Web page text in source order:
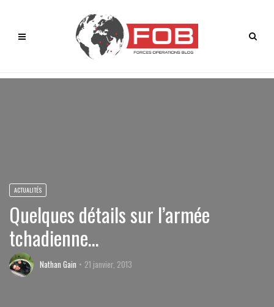
ACTUALITÉS
Quelques détails sur l’armée
tchadienne…
Nathan Gain 21 janvier, 2013